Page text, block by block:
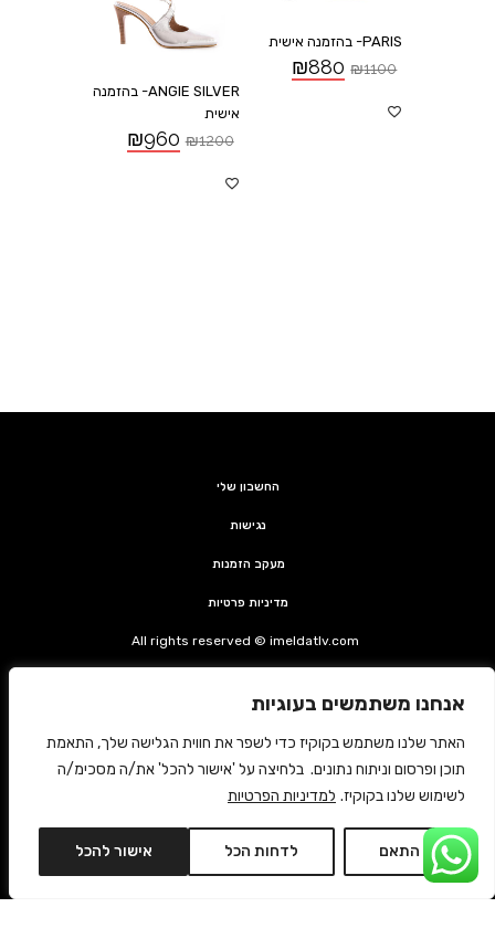
אנחנו משתמשים בעוגיות
האתר שלנו משתמש בקוקיז כדי לשפר את חווית הגלישה שלך, התאמת
תוכן ופרסום וניתוח נתונים. בלחיצה על 'אישור להכל' את/ה מסכימ/ה
לשימוש שלנו בקוקיז. למדיניות הפרטיות
התאם לדחות הכל אישור להכל
PARIS- בהזמנה אישית
₪1100
₪880
ANGIE SILVER- בהזמנה
אישית
₪1200
₪960
החשבון שלי
נגישות
מעקב הזמנות
מדיניות פרטיות
All rights reserved © imeldatlv.com
ביטול עסקה